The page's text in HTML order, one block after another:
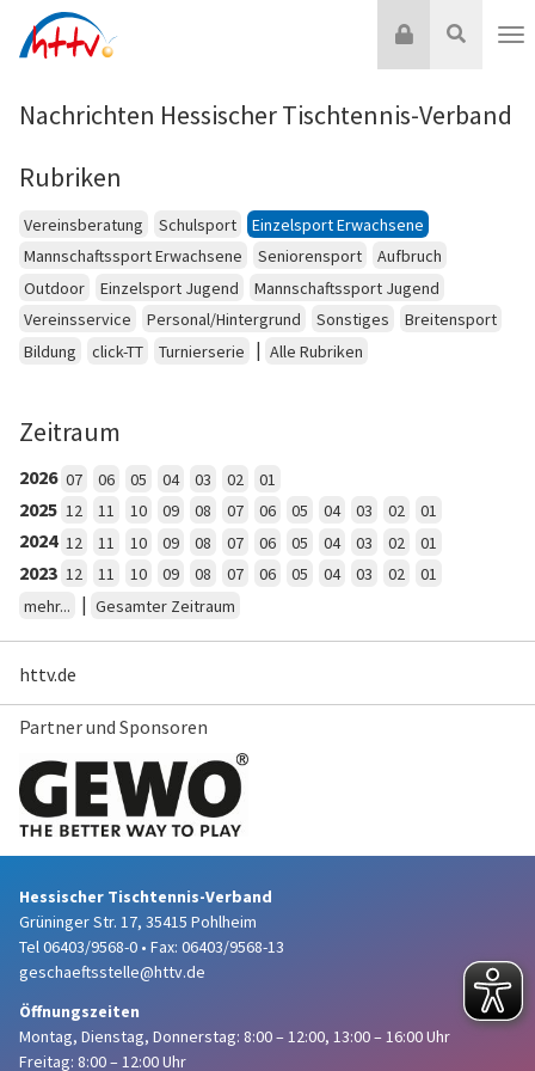
Inhalt
Suche
Login
Nachrichten Hessischer Tischtennis-Verband
Rubriken
Vereinsberatung Schulsport
Einzelsport Erwachsene
Mannschaftssport Erwachsene
Seniorensport
Aufbruch
Outdoor
Einzelsport Jugend
Mannschaftssport Jugend
Vereinsservice
Personal/Hintergrund Sonstiges
Breitensport
Bildung
click-TT Turnierserie | Alle Rubriken
Zeitraum
2026 07 06 05 04 03 02 01
2025 12 11 10 09 08 07 06 05 04 03 02 01
2024 12 11 10 09 08 07 06 05 04 03 02 01
2023 12 11 10 09 08 07 06 05 04 03 02
01
mehr...
| Gesamter Zeitraum
httv.de
Partner und Sponsoren
Hessischer Tischtennis-Verband
Grüninger Str. 17, 35415 Pohlheim
Tel 06403/9568-0 • Fax: 06403/9568-13
geschaeftsstelle@httv.de
Öffnungszeiten
Montag, Dienstag, Donnerstag: 8:00 – 12:00, 13:00 – 16:00 Uhr
Freitag: 8:00 – 12:00 Uhr